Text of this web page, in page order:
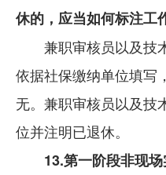
休的，应当如何标注工
兼职审核员以及技
依据社保缴纳单位填写
无。兼职审核员以及技
位并注明已退休。
13.第一阶段非现